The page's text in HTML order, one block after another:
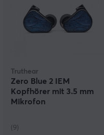
Truthear
Zero Blue 2 IEM
Kopfhörer mit 3.5 mm
Mikrofon
(9)